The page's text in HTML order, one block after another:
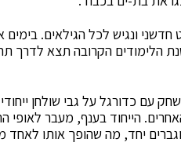
ונגיש לכל הגילאים.
הלימודים הקרובה תצא לדרך
עם כדורגל על גבי שולחן
הייחוד בענף, מעבר לאופי
יחד, מה שהופך אותו לאחד